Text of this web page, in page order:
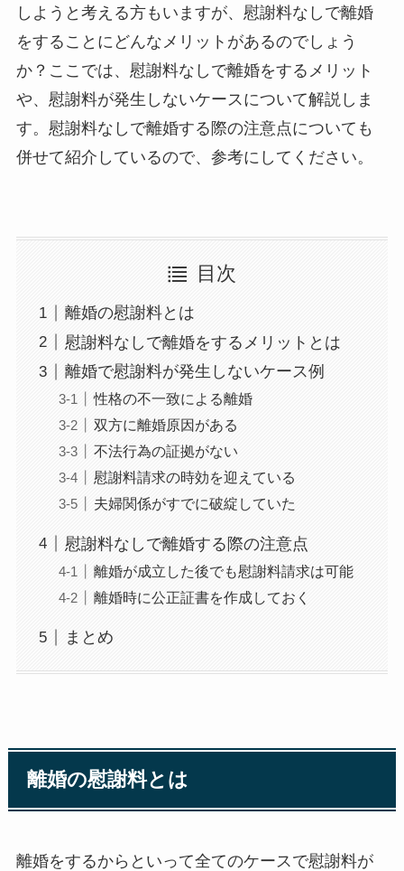
しようと考える方もいますが、慰謝料なしで離婚
をすることにどんなメリットがあるのでしょう
か？ここでは、慰謝料なしで離婚をするメリット
や、慰謝料が発生しないケースについて解説しま
す。慰謝料なしで離婚する際の注意点についても
併せて紹介しているので、参考にしてください。
目次
離婚の慰謝料とは
慰謝料なしで離婚をするメリットとは
離婚で慰謝料が発生しないケース例
性格の不一致による離婚
双方に離婚原因がある
不法行為の証拠がない
慰謝料請求の時効を迎えている
夫婦関係がすでに破綻していた
慰謝料なしで離婚する際の注意点
離婚が成立した後でも慰謝料請求は可能
離婚時に公正証書を作成しておく
まとめ
離婚の慰謝料とは
離婚をするからといって全てのケースで慰謝料が